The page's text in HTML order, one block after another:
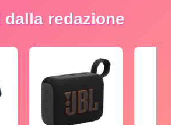
dalla redazione